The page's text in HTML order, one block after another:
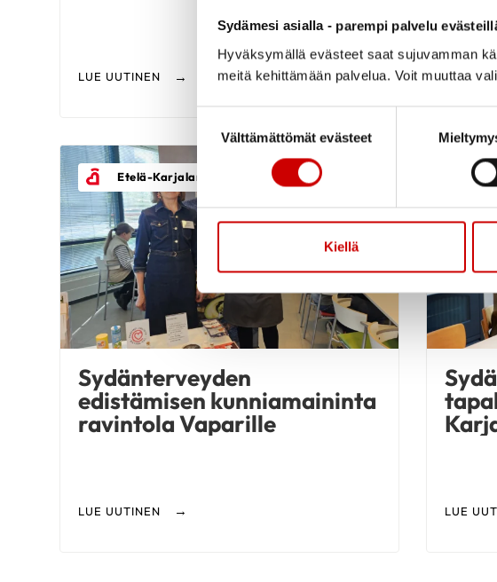
Sydämesi asialla - parempi palvelu
Hyväksymällä evästeet saat sujuvamman
meitä kehittämään palvelua. Voit muuttaa
Välttämättömät evästeet
Kiellä
LUE UUTINEN LUE
Etelä-Karjalan Sydänalue Ry
Sydänterveyden
edistämisen kunniamaininta
ravintola Vaparille
LUE UUTINEN LUE